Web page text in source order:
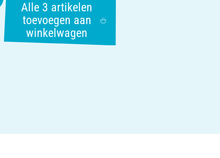
Alle 3 artikelen
toevoegen aan
winkelwagen